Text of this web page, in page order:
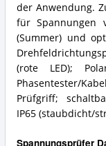
der Anwendung.
für Spannungen
(Summer) und
(rote LED);
Phasentester/
Prüfgriff;
IP65 (staubdicht/
Spannungsprüfer